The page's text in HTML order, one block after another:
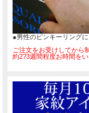
●男性のピンキーリング
ご注文をお受けしてから
約2?3週間程度お時間をい